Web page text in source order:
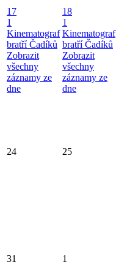
17
1
Kinematograf
bratří Čadíků
Zobrazit
všechny
záznamy ze
dne
18
1
Kinematograf
bratří Čadíků
Zobrazit
všechny
záznamy ze
dne
24 25
31 1